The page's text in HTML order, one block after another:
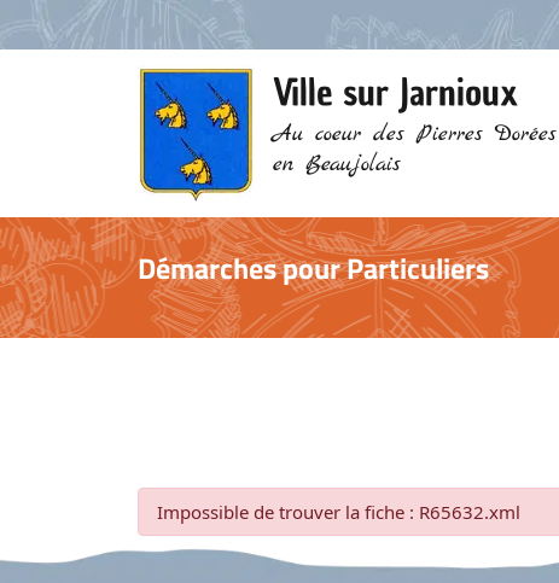
Ville sur Jarnioux
Au coeur des Pierres Dorées
en Beaujolais
Démarches pour Particuliers
Impossible de trouver la fiche : R65632.xml